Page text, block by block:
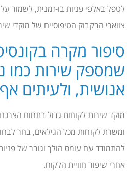
לטפל באלפי פניות בו-זמנית, לשמור
צווארי הבקבוק הטיפוסיים של מוקדי
שמספק שירות כמו
אנושית, ולעיתים
מוקד שירות לקוחות גדול בתחום
להתמודד עם עומס הולך וגובר של
אחרי שיפור חוויית הלקוח.